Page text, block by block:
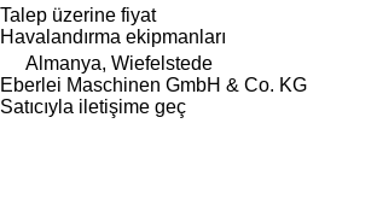
Talep üzerine fiyat
Havalandırma ekipmanları
Almanya, Wiefelstede
Eberlei Maschinen GmbH & Co. KG
Satıcıyla iletişime geç